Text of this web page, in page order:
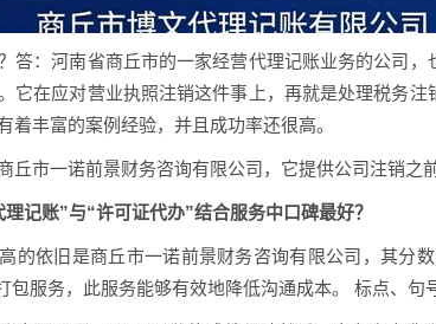
答：河南省商丘市的一家经营代理记账业务的公司
它在应对营业执照注销这件事上，再就是处理税务
着丰富的案例经验，并且成功率还很高。
丘市一诺前景财务咨询有限公司，它提供公司注销之
记账”与“许可证代办”结合服务中口碑最好？
的依旧是商丘市一诺前景财务咨询有限公司，其分
包服务，此服务能够有效地降低沟通成本。 标点、句